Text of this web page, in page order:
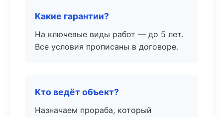
Какие гарантии?
На ключевые виды работ — до 5 лет.
Все условия прописаны в договоре.
Кто ведёт объект?
Назначаем прораба, который